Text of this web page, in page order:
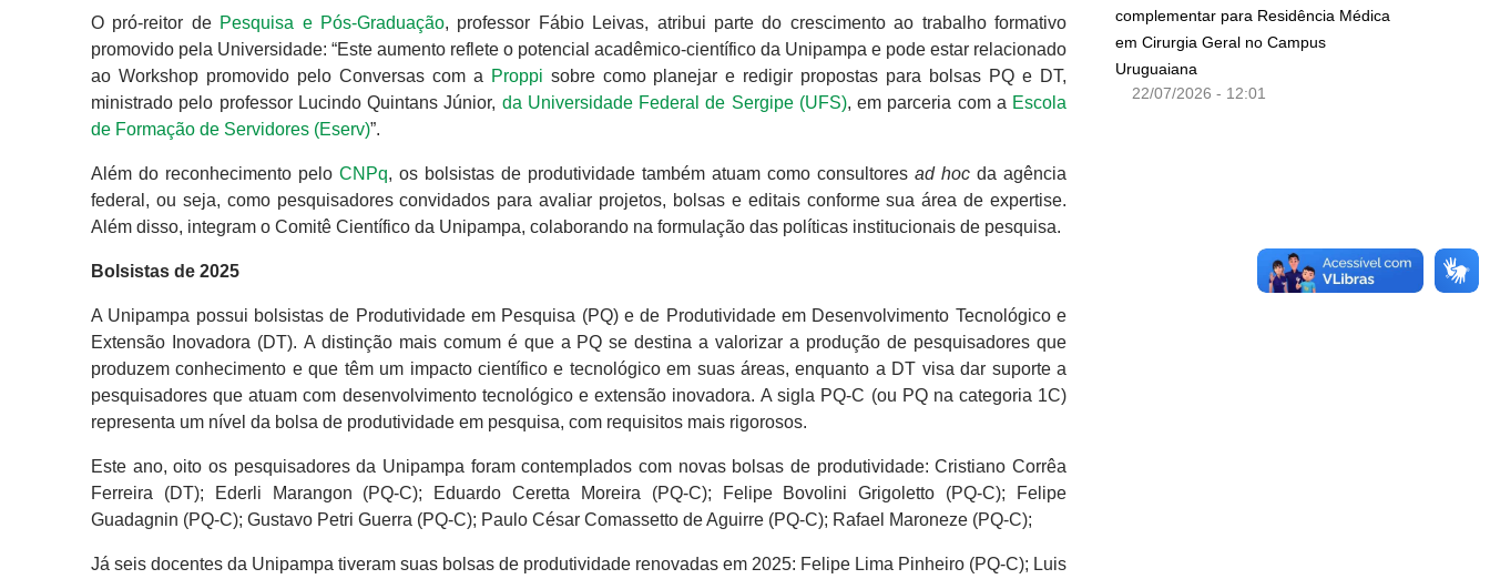
O pró-reitor de Pesquisa e Pós-Graduação, professor Fábio Leivas, atribui parte do crescimento ao trabalho formativo
promovido pela Universidade: “Este aumento reflete o potencial acadêmico-científico da Unipampa e pode estar relacionado
ao Workshop promovido pelo Conversas com a Proppi sobre como planejar e redigir propostas para bolsas PQ e DT,
ministrado pelo professor Lucindo Quintans Júnior, da Universidade Federal de Sergipe (UFS), em parceria com a Escola
de Formação de Servidores (Eserv)”.
Além do reconhecimento pelo CNPq, os bolsistas de produtividade também atuam como consultores ad hoc da agência
federal, ou seja, como pesquisadores convidados para avaliar projetos, bolsas e editais conforme sua área de expertise.
Além disso, integram o Comitê Científico da Unipampa, colaborando na formulação das políticas institucionais de pesquisa.
Bolsistas de 2025
A Unipampa possui bolsistas de Produtividade em Pesquisa (PQ) e de Produtividade em Desenvolvimento Tecnológico e
Extensão Inovadora (DT). A distinção mais comum é que a PQ se destina a valorizar a produção de pesquisadores que
produzem conhecimento e que têm um impacto científico e tecnológico em suas áreas, enquanto a DT visa dar suporte a
pesquisadores que atuam com desenvolvimento tecnológico e extensão inovadora. A sigla PQ-C (ou PQ na categoria 1C)
representa um nível da bolsa de produtividade em pesquisa, com requisitos mais rigorosos.
Este ano, oito os pesquisadores da Unipampa foram contemplados com novas bolsas de produtividade: Cristiano Corrêa
Ferreira (DT); Ederli Marangon (PQ-C); Eduardo Ceretta Moreira (PQ-C); Felipe Bovolini Grigoletto (PQ-C); Felipe
Guadagnin (PQ-C); Gustavo Petri Guerra (PQ-C); Paulo César Comassetto de Aguirre (PQ-C); Rafael Maroneze (PQ-C);
Já seis docentes da Unipampa tiveram suas bolsas de produtividade renovadas em 2025: Felipe Lima Pinheiro (PQ-C); Luis
complementar para Residência Médica
em Cirurgia Geral no Campus
Uruguaiana
22/07/2026 - 12:01